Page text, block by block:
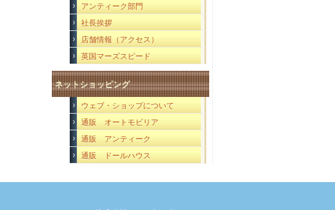
アンティーク部門
社長挨拶
店舗情報（アクセス）
英国マーズスピード
ネットショッピング
ウェブ・ショップについて
通販 オートモビリア
通販 アンティーク
通販 ドールハウス